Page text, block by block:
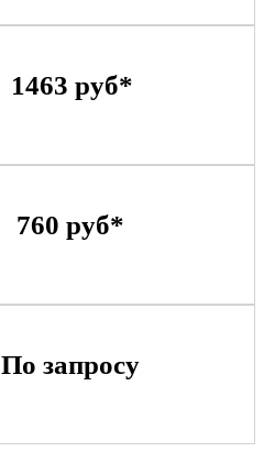
1463 руб*
760 руб*
По запросу